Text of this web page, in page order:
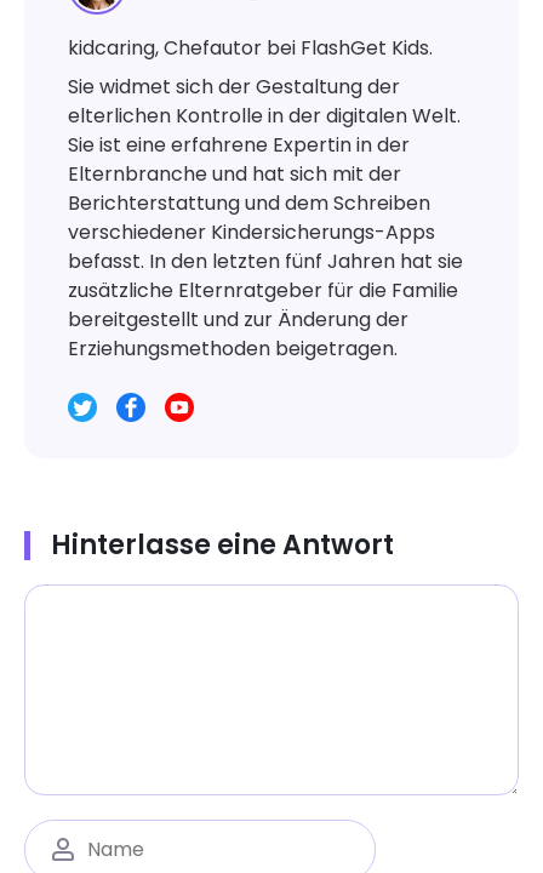
kidcaring, Chefautor bei FlashGet Kids.
Sie widmet sich der Gestaltung der
elterlichen Kontrolle in der digitalen Welt.
Sie ist eine erfahrene Expertin in der
Elternbranche und hat sich mit der
Berichterstattung und dem Schreiben
verschiedener Kindersicherungs-Apps
befasst. In den letzten fünf Jahren hat sie
zusätzliche Elternratgeber für die Familie
bereitgestellt und zur Änderung der
Erziehungsmethoden beigetragen.
Hinterlasse eine Antwort